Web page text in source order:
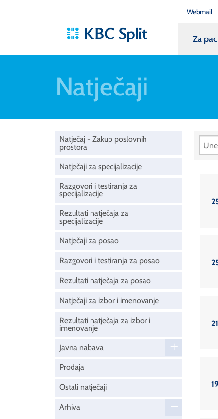
Webmail
Za
Natječaji
Natječaj - Zakup poslovnih
prostora
Natječaji za specijalizacije
Razgovori i testiranja za
specijalizacije
Rezultati natječaja za
specijalizacije
Natječaji za posao
Razgovori i testiranja za posao
Rezultati natječaja za posao
Natječaji za izbor i imenovanje
Rezultati natječaja za izbor i
imenovanje
Javna nabava
Prodaja
Ostali natječaji
Arhiva